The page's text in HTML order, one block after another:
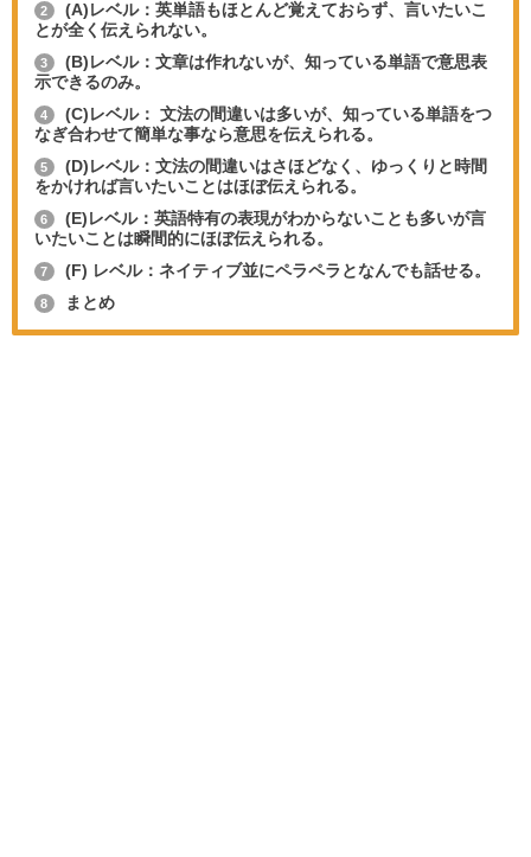
2
(A)レベル：英単語もほとんど覚えておらず、言いたいこ
とが全く伝えられない。
3
(B)レベル：文章は作れないが、知っている単語で意思表
示できるのみ。
4
(C)レベル： 文法の間違いは多いが、知っている単語をつ
なぎ合わせて簡単な事なら意思を伝えられる。
5
(D)レベル：文法の間違いはさほどなく、ゆっくりと時間
をかければ言いたいことはほぼ伝えられる。
6
(E)レベル：英語特有の表現がわからないことも多いが言
いたいことは瞬間的にほぼ伝えられる。
7 (F) レベル：ネイティブ並にペラペラとなんでも話せる。
8 まとめ